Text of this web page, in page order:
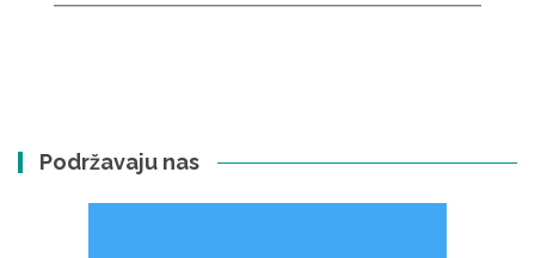
Podržavaju nas